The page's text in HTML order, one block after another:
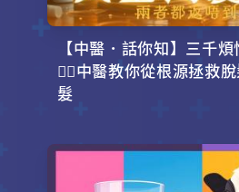
【中醫．話你知】三千
💇‍♂️中醫教你從根源拯救
髮